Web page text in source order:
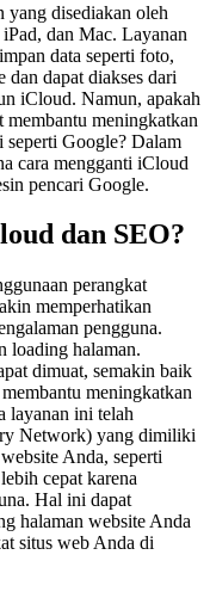
yang disediakan oleh
dan Mac. Layanan
data seperti foto,
dapat diakses dari
iCloud. Namun, apakah
meningkatkan
seperti Google? Dalam
cara mengganti iCloud
pencari Google.
dan SEO?
perangkat
memperhatikan
pengguna.
loading halaman.
dimuat, semakin baik
meningkatkan
layanan ini telah
Network) yang dimiliki
Anda, seperti
cepat karena
Hal ini dapat
halaman website Anda
situs web Anda di